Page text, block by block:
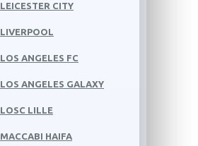
LEICESTER CITY
LIVERPOOL
LOS ANGELES FC
LOS ANGELES GALAXY
LOSC LILLE
MACCABI HAIFA